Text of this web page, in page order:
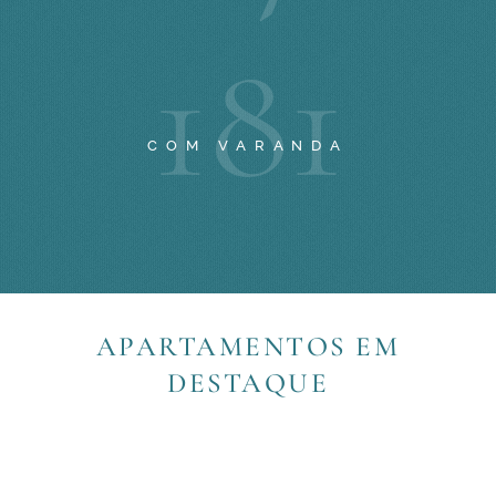
181
COM VARANDA
APARTAMENTOS EM
DESTAQUE